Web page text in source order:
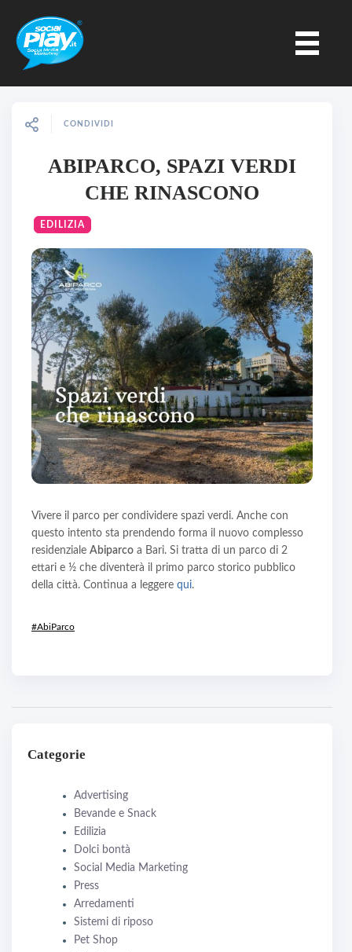
CONDIVIDI
ABIPARCO, SPAZI VERDI
CHE RINASCONO
EDILIZIA
Vivere il parco per condividere spazi verdi. Anche con
questo intento sta prendendo forma il nuovo complesso
residenziale Abiparco a Bari. Si tratta di un parco di 2
ettari e ½ che diventerà il primo parco storico pubblico
della città. Continua a leggere qui.
#AbiParco
Categorie
Advertising
Bevande e Snack
Edilizia
Dolci bontà
Social Media Marketing
Press
Arredamenti
Sistemi di riposo
Pet Shop